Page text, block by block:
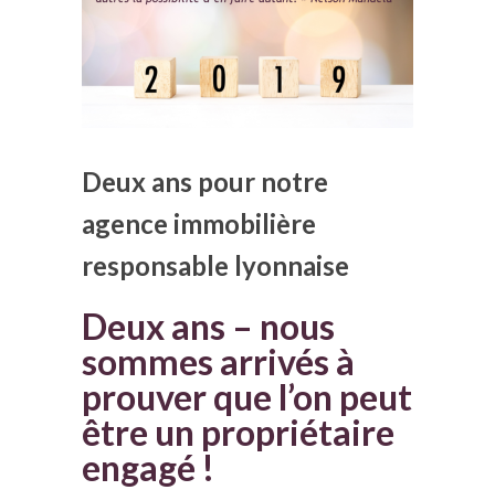
Deux ans pour notre
agence immobilière
responsable lyonnaise
Deux ans – nous
sommes arrivés à
prouver que l’on peut
être un propriétaire
engagé !